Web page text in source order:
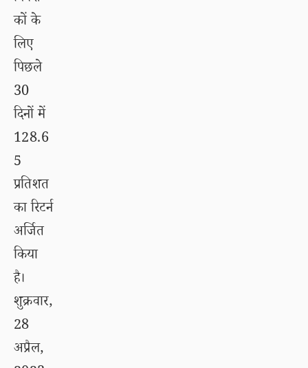
कों के
लिए
पिछले
30
दिनों में
128.6
5
प्रतिशत
का रिटर्न
अर्जित
किया
है।
शुक्रवार,
28
अप्रैल,